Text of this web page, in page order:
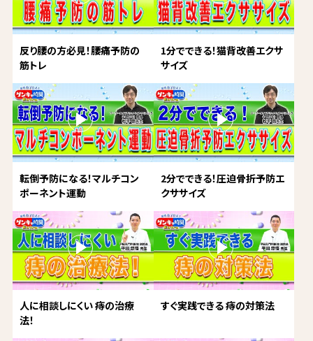
反り腰の方必見！腰痛予防の
筋トレ
1分でできる！猫背改善エクサ
サイズ
転倒予防になる！マルチコン
ポーネント運動
2分でできる！圧迫骨折予防エ
クササイズ
人に相談しにくい 痔の治療
法！
すぐ実践できる 痔の対策法